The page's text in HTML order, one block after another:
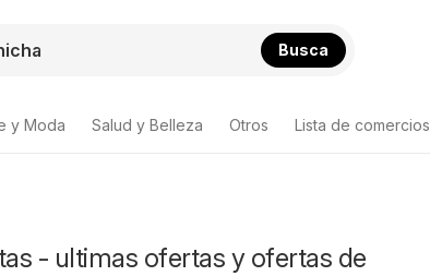
Busca
y Moda Salud y Belleza Otros Lista de comercios
- ultimas ofertas y ofertas de